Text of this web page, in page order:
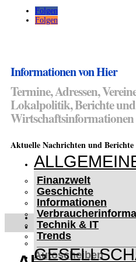
Folgen
Folgen
Informationen von Hier
Termine, Adressen,
Lokalpolitik, Berichte und
Wirtschaftsinformationen
Aktuelle Nachrichten und
Finanzwelt
Geschichte
Informationen
Technik & IT
Trends
WETTERWARNUNGEN
WINTER IM KRAICHGAU
Lifehacks für
Autoscheiben